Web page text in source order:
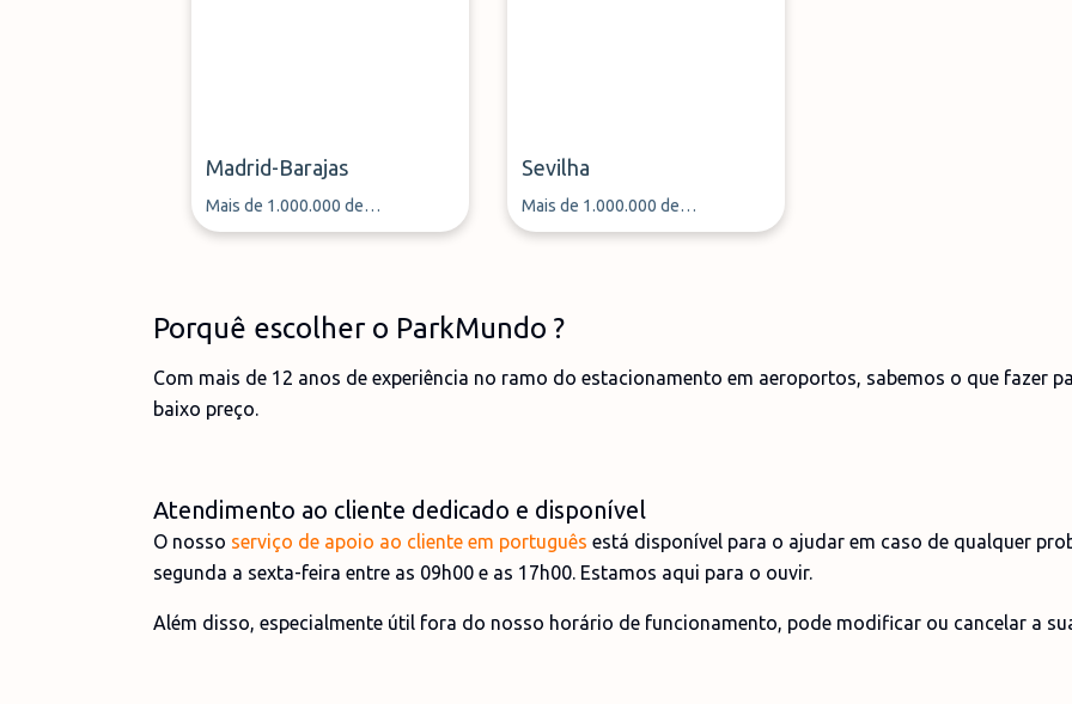
Madrid-Barajas
Mais de 1.000.000 de
passageiros aéreos estacionaram
Sevilha
Mais de 1.000.000 de
passageiros aéreos estacionaram
Porquê escolher o ParkMundo ?
Com mais de 12 anos de experiência no ramo do estacionamento em aeroportos, sabemos o que fazer
baixo preço.
Atendimento ao cliente dedicado e disponível
O nosso serviço de apoio ao cliente em português está disponível para o ajudar em caso de qualquer
segunda a sexta-feira entre as 09h00 e as 17h00. Estamos aqui para o ouvir.
Além disso, especialmente útil fora do nosso horário de funcionamento, pode modificar ou cancelar a